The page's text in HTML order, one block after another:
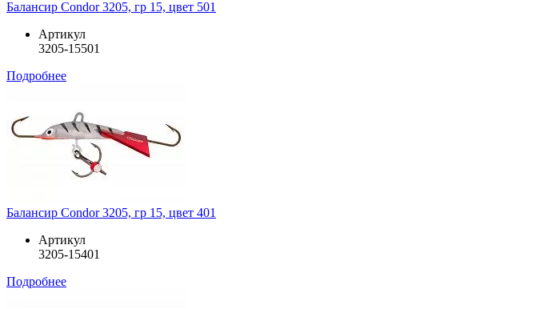
Балансир Condor 3205, гр 15, цвет 501
Артикул
3205-15501
Подробнее
Балансир Condor 3205, гр 15, цвет 401
Артикул
3205-15401
Подробнее